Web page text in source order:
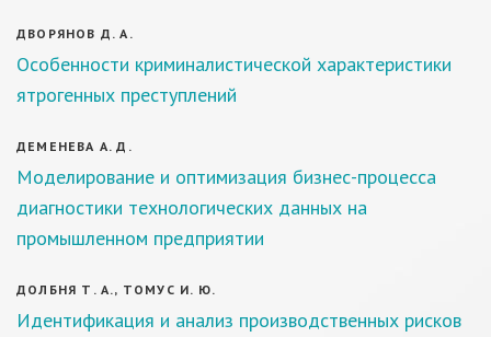
ДВОРЯНОВ Д. А.
Особенности криминалистической характеристики
ятрогенных преступлений
ДЕМЕНЕВА А. Д.
Моделирование и оптимизация бизнес-процесса
диагностики технологических данных на
промышленном предприятии
ДОЛБНЯ Т. А., ТОМУС И. Ю.
Идентификация и анализ производственных рисков